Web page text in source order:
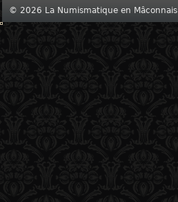
© 2026 La Numismatique en Mâconnais